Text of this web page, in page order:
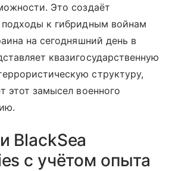
Это создаёт
к гибридным войнам
на сегодняшний день в
квазигосударственную
структуру,
этот замысел военного
BlackSea
с учётом опыта